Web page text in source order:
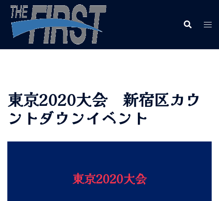
東京2020大会 新宿区カウ
ントダウンイベント
東京2020大会